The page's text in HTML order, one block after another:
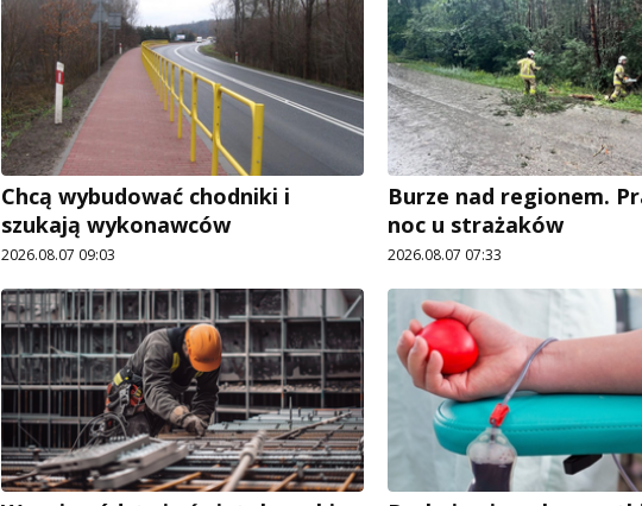
Chcą wybudować chodniki i
szukają wykonawców
2026.08.07 09:03
Burze nad regionem.
noc u strażaków
2026.08.07 07:33